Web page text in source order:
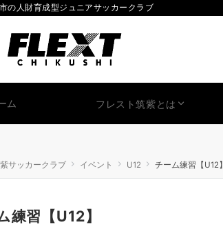
の人財育成型ジュニアサッカークラブ
ム フレスト筑紫とは
サッカークラブ イベント U12 チーム練習【U12】
練習【U12】